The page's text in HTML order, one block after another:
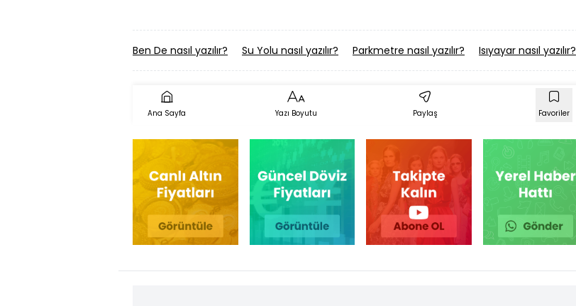
Ben De nasıl yazılır? Su Yolu nasıl yazılır? Parkmetre nasıl yazılır? Isıyayar nasıl yazılır?
Ana Sayfa Yazı Boyutu Paylaş Favoriler